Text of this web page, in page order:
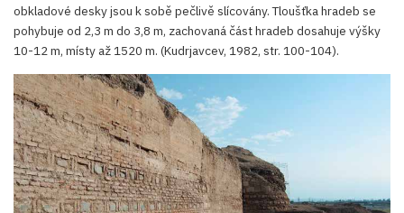
obkladové desky jsou k sobě pečlivě slícovány. Tloušťka hradeb se
pohybuje od 2,3 m do 3,8 m, zachovaná část hradeb dosahuje výšky
10-12 m, místy až 1520 m. (Kudrjavcev, 1982, str. 100-104).